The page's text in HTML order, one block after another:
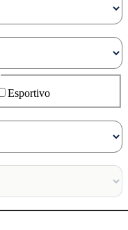
Esportivo